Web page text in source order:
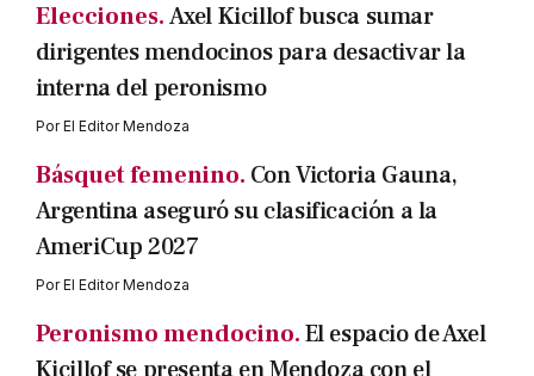
Elecciones.Axel Kicillof busca sumar
dirigentes mendocinos para desactivar la
interna del peronismo
PorEl Editor Mendoza
Básquet femenino. Con Victoria Gauna,
Argentina aseguró su clasificación a la
AmeriCup 2027
PorEl Editor Mendoza
Peronismo mendocino.El espacio de Axel